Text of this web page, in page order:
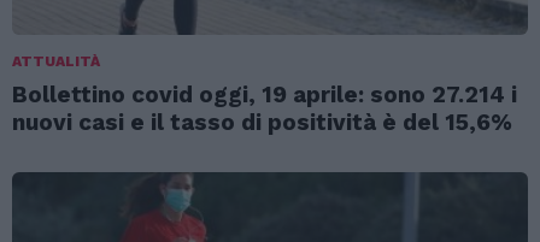
ATTUALITÀ
Bollettino covid oggi, 19 aprile: sono 27.214 i
nuovi casi e il tasso di positività è del 15,6%